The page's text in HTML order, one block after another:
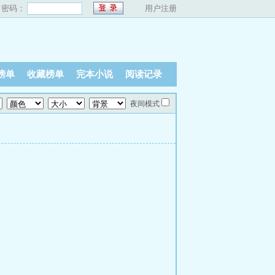
密码： 用户注册
单 收藏榜单 完本小说 阅读记录
夜间模式